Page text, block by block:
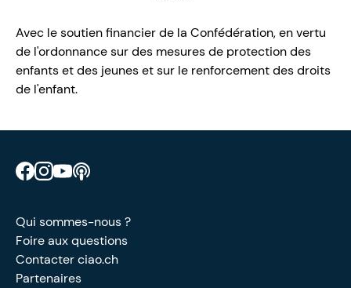
Avec le soutien financier de la Confédération, en vertu
de l'ordonnance sur des mesures de protection des
enfants et des jeunes et sur le renforcement des droits
de l'enfant.
Retrouve CIAO sur Facebook
Retrouve CIAO sur Instagram
Retrouve CIAO sur YouTube
Qui sommes-nous ?
Foire aux questions
Contacter ciao.ch
Partenaires